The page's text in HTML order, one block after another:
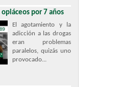
por 7 años
El agotamiento y la
adicción a las drogas
eran problemas
paralelos, quizás uno
provocado...